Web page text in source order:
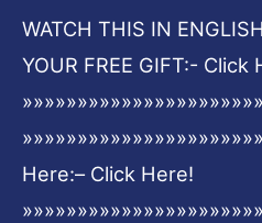
WATCH THIS IN
YOUR FREE GIFT:- Click
Here:– Click Here!
for
Beginners-
Hindi